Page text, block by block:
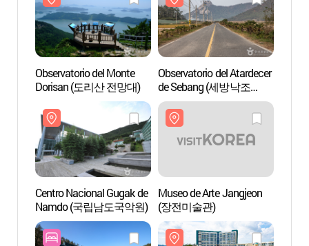
Observatorio del Monte
Dorisan (도리산 전망대)
Observatorio del Atardecer
de Sebang (세방낙조
전망대)
Centro Nacional Gugak de
Namdo (국립남도국악원)
Museo de Arte Jangjeon
(장전미술관)